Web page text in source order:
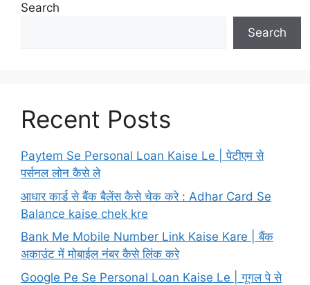
Search
Search
Recent Posts
Paytem Se Personal Loan Kaise Le | पेटीएम से
पर्सनल लोन कैसे ले
आधार कार्ड से बैंक बैलेंस कैसे चेक करे : Adhar Card Se
Balance kaise chek kre
Bank Me Mobile Number Link Kaise Kare | बैंक
अकाउंट में मोबाईल नंबर कैसे लिंक करे
Google Pe Se Personal Loan Kaise Le | गूगल पे से